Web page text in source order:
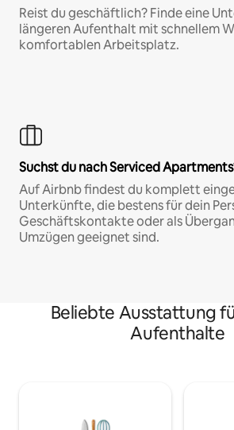
Reist du geschäftlich? Finde eine
längeren Aufenthalt mit schnellem
komfortablen Arbeitsplatz.
Suchst du nach Serviced
Auf Airbnb findest du komplett
Unterkünfte, die bestens für dein
Geschäftskontakte oder als
Umzügen geeignet sind.
Beliebte Ausstattung
Aufenthalte